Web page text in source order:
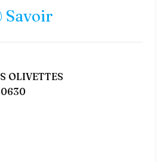
Savoir
OLIVETTES